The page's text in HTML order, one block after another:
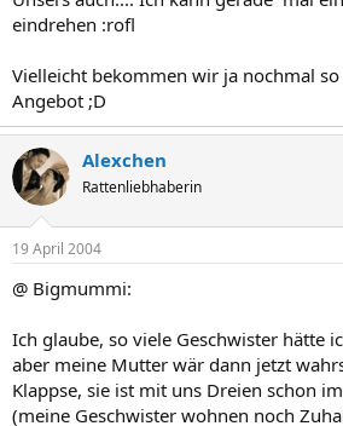
eindrehen :rofl
Vielleicht bekommen wir ja nochmal
Angebot ;D
Alexchen
Rattenliebhaberin
19 April 2004
@ Bigmummi:
Ich glaube, so viele Geschwister hätte
aber meine Mutter wär dann jetzt
Klappse, sie ist mit uns Dreien schon
(meine Geschwister wohnen noch